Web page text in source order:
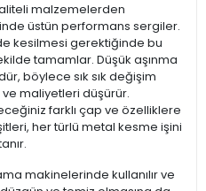
malzemelerden
üstün performans sergiler.
kesilmesi gerektiğinde bu
tamamlar. Düşük aşınma
böylece sık sık değişim
maliyetleri düşürür.
farklı çap ve özelliklere
her türlü metal kesme işini
makinelerinde kullanılır ve